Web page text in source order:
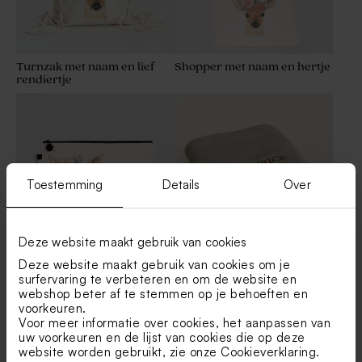
Toestemming Details Over
Deze website maakt gebruik van cookies
Deze website maakt gebruik van cookies om je
surfervaring te verbeteren en om de website en
webshop beter af te stemmen op je behoeften en
voorkeuren.
Voor meer informatie over cookies, het aanpassen van
uw voorkeuren en de lijst van cookies die op deze
website worden gebruikt, zie onze Cookieverklaring.
Turnzak met naam en lief
rendiertje
Shopper met naam en hertje
Gepersonaliseerde
pennenzak met naam en
hertje
Nougat babydekentje van
Jollein met naam
geborduurd
Toon meer